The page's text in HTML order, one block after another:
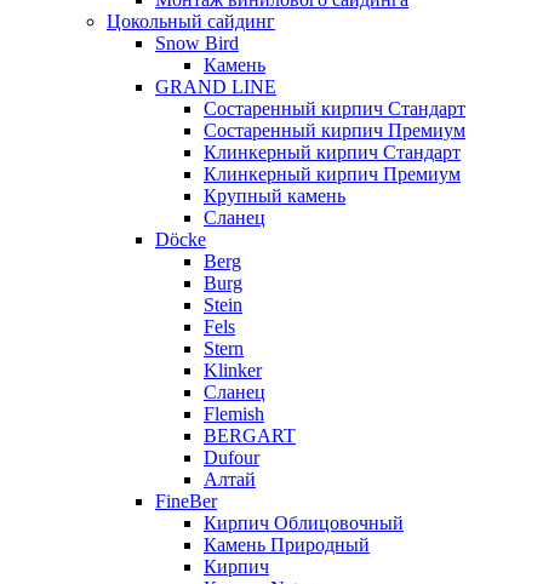
Цокольный сайдинг
Snow Bird
Камень
GRAND LINE
Состаренный кирпич Стандарт
Состаренный кирпич Премиум
Клинкерный кирпич Стандарт
Клинкерный кирпич Премиум
Крупный камень
Сланец
Döcke
Berg
Burg
Stein
Fels
Stern
Klinker
Сланец
Flemish
BERGART
Dufour
Алтай
FineBer
Кирпич Облицовочный
Камень Природный
Кирпич